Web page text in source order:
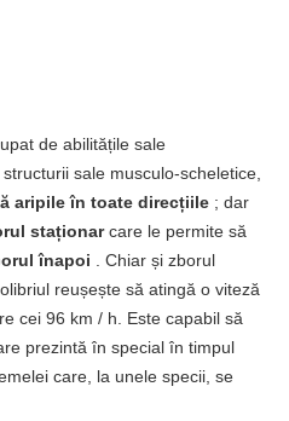
de abilitățile sale
sale musculo-scheletice,
aripile în toate direcțiile ; dar
staționarcare le permite să
înapoi . Chiar și zborul
reușește să atingă o viteză
cei 96 km / h. Este capabil să
prezintă în special în timpul
care, la unele specii, se